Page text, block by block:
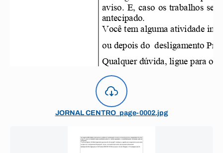
JORNAL CENTRO_page-0002.jpg